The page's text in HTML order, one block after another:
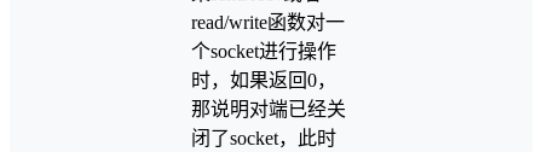
read/write函数对一
个socket进行操作
时，如果返回0，
那说明对端已经关
闭了socket，此时